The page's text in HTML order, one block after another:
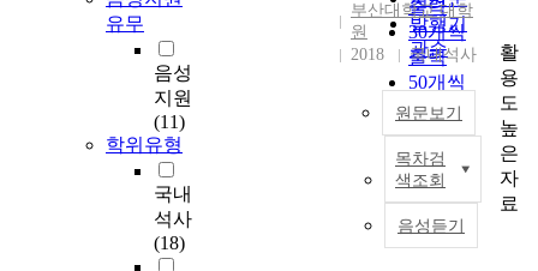
유무
음성
지원
(11)
학위유형
국내
석사
(18)
발행기
관순
출력
30개씩
출력
50개씩
출력
100개씩
출력
부산대학교 대학
원
2018
국내석사
원문보기
목차검
색조회
음성듣기
활
용
도
높
은
자
료